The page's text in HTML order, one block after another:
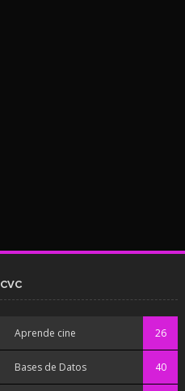
CVC
Aprende cine 26
Bases de Datos 40